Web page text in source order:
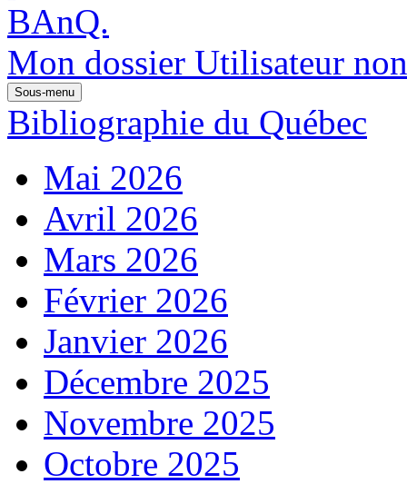
Mon dossier Utilisateur
Sous-menu
Bibliographie du Québec
Mai 2026
Avril 2026
Mars 2026
Février 2026
Janvier 2026
Décembre 2025
Novembre 2025
Octobre 2025